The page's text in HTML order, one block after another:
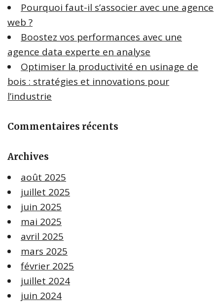
Pourquoi faut-il s’associer avec une agence
web ?
Boostez vos performances avec une
agence data experte en analyse
Optimiser la productivité en usinage de
bois : stratégies et innovations pour
l’industrie
Commentaires récents
Archives
août 2025
juillet 2025
juin 2025
mai 2025
avril 2025
mars 2025
février 2025
juillet 2024
juin 2024